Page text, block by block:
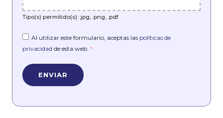
Tipo(s) permitido(s): .jpg, .png, .pdf
Al utilizar este formulario, aceptas las políticas de
privacidad de esta web. *